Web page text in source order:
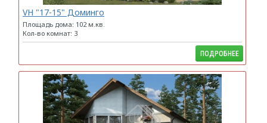
VH "17-15" Доминго
Площадь дома: 102 м.кв.
Кол-во комнат: 3
ПОДРОБНЕЕ